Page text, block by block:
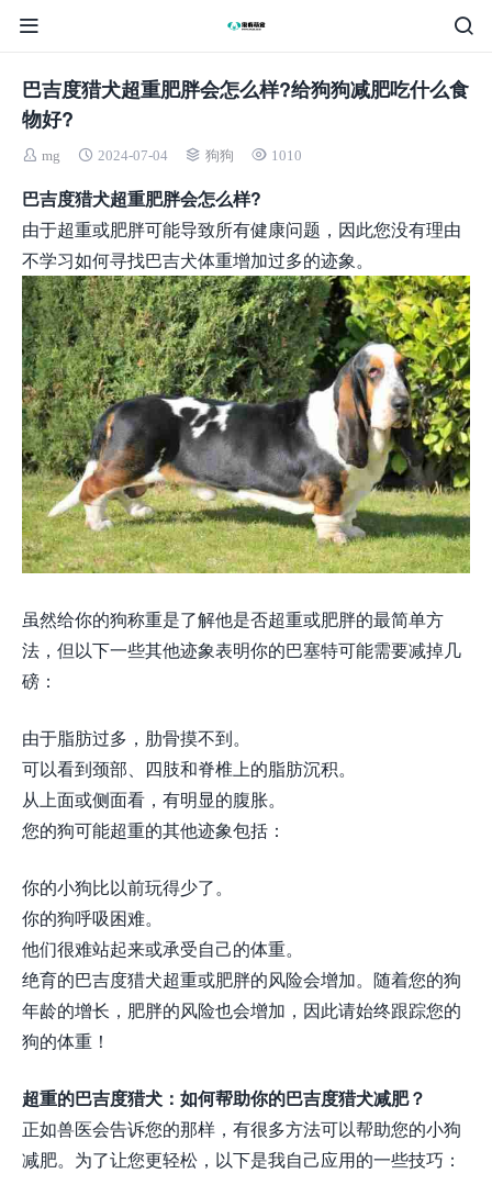
巴吉度猎犬超重肥胖会怎么样?给狗狗减肥吃什么食
物好?
mg 2024-07-04 狗狗 1010
巴吉度猎犬超重肥胖会怎么样?
由于超重或肥胖可能导致所有健康问题，因此您没有理由
不学习如何寻找巴吉犬体重增加过多的迹象。
虽然给你的狗称重是了解他是否超重或肥胖的最简单方
法，但以下一些其他迹象表明你的巴塞特可能需要减掉几
磅：
由于脂肪过多，肋骨摸不到。
可以看到颈部、四肢和脊椎上的脂肪沉积。
从上面或侧面看，有明显的腹胀。
您的狗可能超重的其他迹象包括：
你的小狗比以前玩得少了。
你的狗呼吸困难。
他们很难站起来或承受自己的体重。
绝育的巴吉度猎犬超重或肥胖的风险会增加。随着您的狗
年龄的增长，肥胖的风险也会增加，因此请始终跟踪您的
狗的体重！
超重的巴吉度猎犬：如何帮助你的巴吉度猎犬减肥？
正如兽医会告诉您的那样，有很多方法可以帮助您的小狗
减肥。为了让您更轻松，以下是我自己应用的一些技巧：